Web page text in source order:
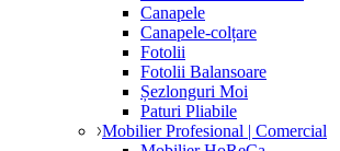
Canapele
Canapele-colțare
Fotolii
Fotolii Balansoare
Șezlonguri Moi
Paturi Pliabile
Mobilier Profesional | Comercial